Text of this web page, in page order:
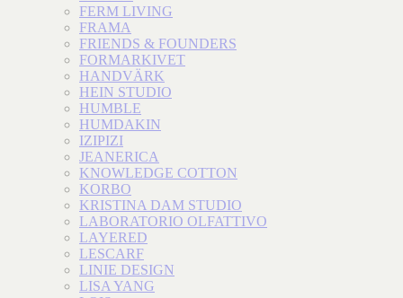
FERM LIVING
FRAMA
FRIENDS & FOUNDERS
FORMARKIVET
HANDVÄRK
HEIN STUDIO
HUMBLE
HUMDAKIN
IZIPIZI
JEANERICA
KNOWLEDGE COTTON
KORBO
KRISTINA DAM STUDIO
LABORATORIO OLFATTIVO
LAYERED
LESCARF
LINIE DESIGN
LISA YANG